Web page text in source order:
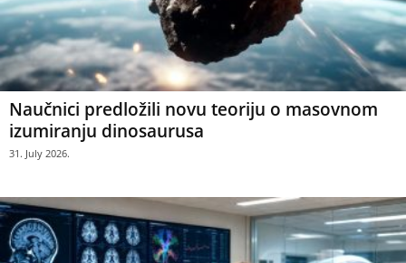
Naučnici predložili novu teoriju o masovnom
izumiranju dinosaurusa
31. July 2026.